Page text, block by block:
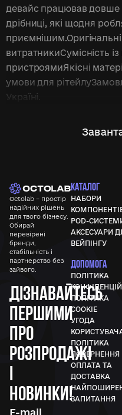
девайс працював довше
дрібниці, які щодня
витратникиСумісність
пристроямиЯкісні
умови для
Україні.
Octolab – простір
надійних рішень
для твого бізнесу.
Обирай
перевірені
бренди,
стабільність і
партнерство без
зайвого.
Дізнавайтесь
першими
про
розпродажі
і
новинки!
КАТАЛОГ
НАБОРИ
POD-
АКСЕСУАРИ
ВЕЙПІНГУ
ДОПОМОГА
ПОЛІТИКА
ПОЛІТИКА
COOKIE
УГОДА
ПОЛІТИКА
ПОВЕРНЕННЯ
ОПЛАТА ТА
ДОСТАВКА
ЗАПИТАННЯ